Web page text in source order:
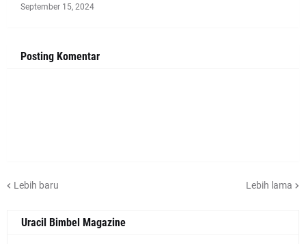
September 15, 2024
Posting Komentar
Lebih baru Lebih lama
Uracil Bimbel Magazine